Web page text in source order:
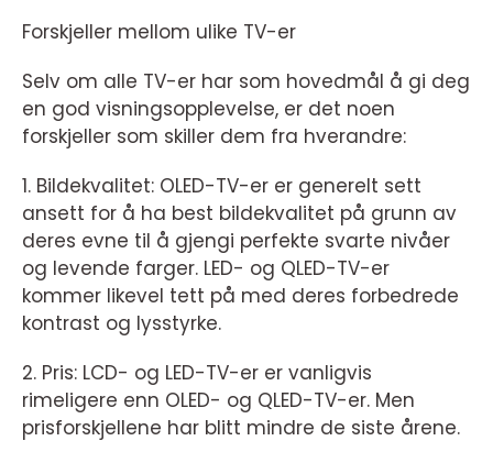
Forskjeller mellom ulike TV-er
Selv om alle TV-er har som hovedmål å gi deg
en god visningsopplevelse, er det noen
forskjeller som skiller dem fra hverandre:
1. Bildekvalitet: OLED-TV-er er generelt sett
ansett for å ha best bildekvalitet på grunn av
deres evne til å gjengi perfekte svarte nivåer
og levende farger. LED- og QLED-TV-er
kommer likevel tett på med deres forbedrede
kontrast og lysstyrke.
2. Pris: LCD- og LED-TV-er er vanligvis
rimeligere enn OLED- og QLED-TV-er. Men
prisforskjellene har blitt mindre de siste årene.